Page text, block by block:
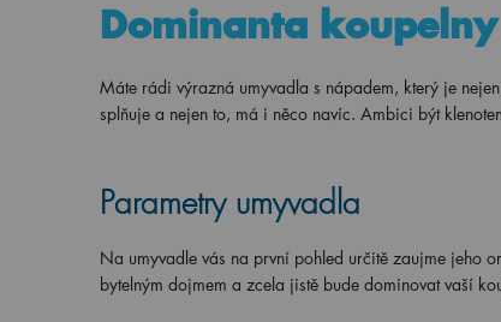
Dominanta koupelny
Máte rádi výrazná umyvadla s nápadem, který je
splňuje a nejen to, má i něco navíc. Ambici být
Parametry umyvadla
Na umyvadle vás na první pohled určitě zaujme jeho
bytelným dojmem a zcela jistě bude dominovat vaší